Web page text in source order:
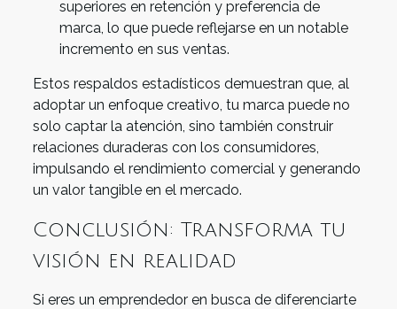
superiores en retención y preferencia de
marca, lo que puede reflejarse en un notable
incremento en sus ventas.
Estos respaldos estadísticos demuestran que, al
adoptar un enfoque creativo, tu marca puede no
solo captar la atención, sino también construir
relaciones duraderas con los consumidores,
impulsando el rendimiento comercial y generando
un valor tangible en el mercado.
Conclusión: Transforma tu
visión en realidad
Si eres un emprendedor en busca de diferenciarte